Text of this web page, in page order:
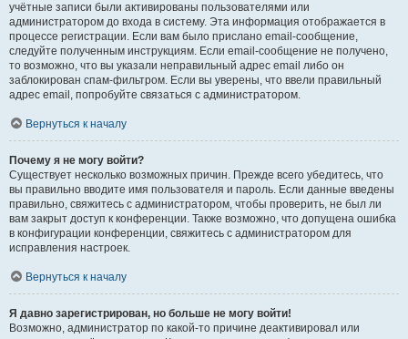
учётные записи были активированы пользователями или
администратором до входа в систему. Эта информация отображается в
процессе регистрации. Если вам было прислано email-сообщение,
следуйте полученным инструкциям. Если email-сообщение не получено,
то возможно, что вы указали неправильный адрес email либо он
заблокирован спам-фильтром. Если вы уверены, что ввели правильный
адрес email, попробуйте связаться с администратором.
Вернуться к началу
Почему я не могу войти?
Существует несколько возможных причин. Прежде всего убедитесь, что
вы правильно вводите имя пользователя и пароль. Если данные введены
правильно, свяжитесь с администратором, чтобы проверить, не был ли
вам закрыт доступ к конференции. Также возможно, что допущена ошибка
в конфигурации конференции, свяжитесь с администратором для
исправления настроек.
Вернуться к началу
Я давно зарегистрирован, но больше не могу войти!
Возможно, администратор по какой-то причине деактивировал или